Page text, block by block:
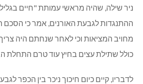
ניר שילה, שהיה מראשי עמותת "חיים
ההתנגדות לגבעת האורנים, אמר כי
מחויב המציאות וכי לאחר שנחתם היה
כולל שתילת עצים בחיץ עוד טרם התחלת
לדבריו, קיים כיום חיכוך ניכר בין הכפר